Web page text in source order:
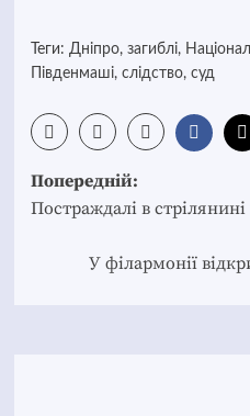
Теги: Дніпро, загиблі,
Південмаші, слідство, суд
Post
navigation
Попередній:
Постраждалі в
У філармонії